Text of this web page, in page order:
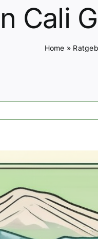
Cali
Home »